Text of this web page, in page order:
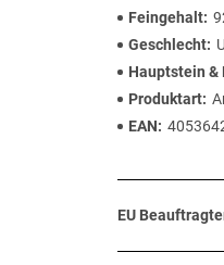
Feingehalt
Geschlecht
Hauptstein &
Produktart
EAN
EU